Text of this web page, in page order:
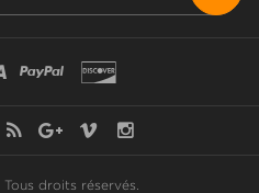
Tous droits réservés.